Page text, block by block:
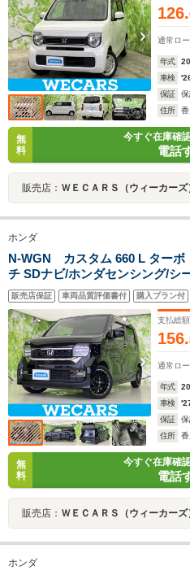
126.
通常ロ
年式
車検
保証
住所
無
料
今すぐ在庫確
電話
販売店： ＷＥＣＡＲＳ（ウィーカー
ホンダ
N-WGN カスタム 660 L ター
チ SDナビ/ホンダセンシング/シ
脱防止支援システム/ヘッドラン
ク/Bluetooth接続/ETC/アイドリ
販売店保証 車両品質評価書付 購入プラン付
支払総額
156.
通常ロ
年式
車検
保証
住所
無
料
今すぐ在庫確
電話
販売店： ＷＥＣＡＲＳ（ウィーカー
ホンダ